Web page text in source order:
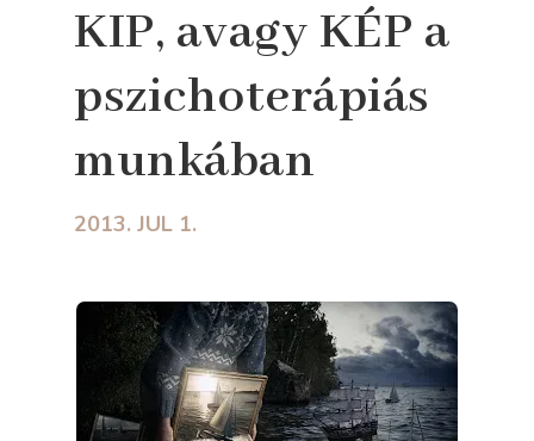
KIP, avagy KÉP a
pszichoterápiás
munkában
2013. JUL 1.